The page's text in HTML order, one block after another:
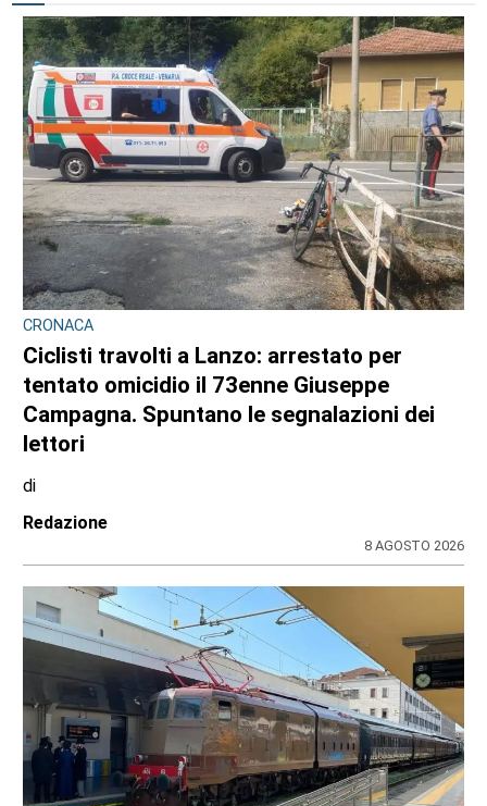
CRONACA
Ciclisti travolti a Lanzo: arrestato per
tentato omicidio il 73enne Giuseppe
Campagna. Spuntano le segnalazioni dei
lettori
di
Redazione
8 AGOSTO 2026